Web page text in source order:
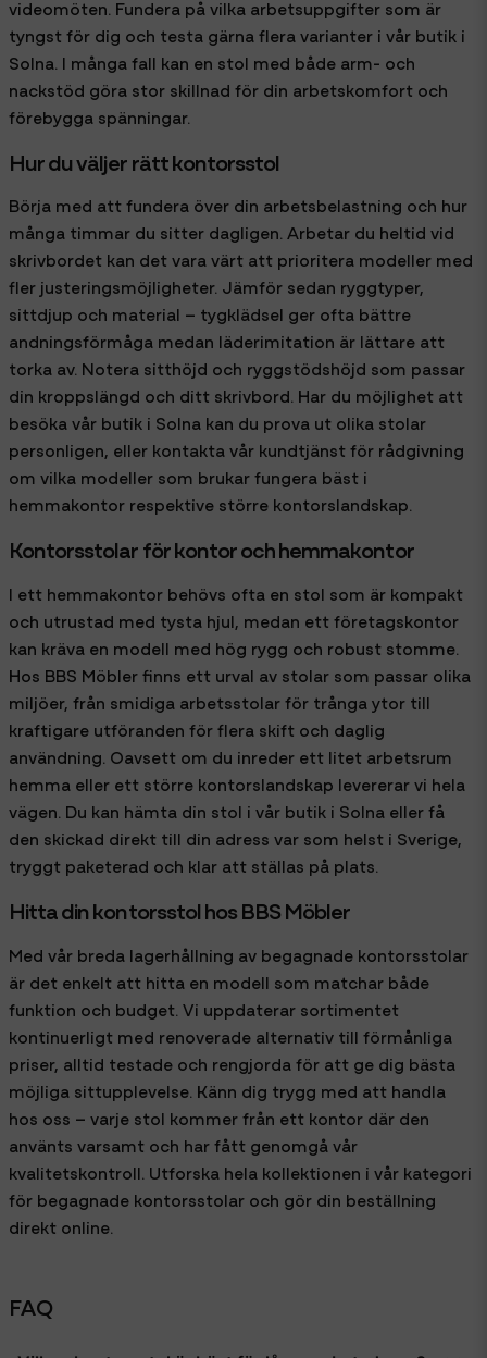
videomöten. Fundera på vilka arbetsuppgifter som är
tyngst för dig och testa gärna flera varianter i vår butik i
Solna. I många fall kan en stol med både arm- och
nackstöd göra stor skillnad för din arbetskomfort och
förebygga spänningar.
Hur du väljer rätt kontorsstol
Börja med att fundera över din arbetsbelastning och hur
många timmar du sitter dagligen. Arbetar du heltid vid
skrivbordet kan det vara värt att prioritera modeller med
fler justeringsmöjligheter. Jämför sedan ryggtyper,
sittdjup och material – tygklädsel ger ofta bättre
andningsförmåga medan läderimitation är lättare att
torka av. Notera sitthöjd och ryggstödshöjd som passar
din kroppslängd och ditt skrivbord. Har du möjlighet att
besöka vår butik i Solna kan du prova ut olika stolar
personligen, eller kontakta vår kundtjänst för rådgivning
om vilka modeller som brukar fungera bäst i
hemmakontor respektive större kontorslandskap.
Kontorsstolar för kontor och hemmakontor
I ett hemmakontor behövs ofta en stol som är kompakt
och utrustad med tysta hjul, medan ett företagskontor
kan kräva en modell med hög rygg och robust stomme.
Hos BBS Möbler finns ett urval av stolar som passar olika
miljöer, från smidiga arbetsstolar för trånga ytor till
kraftigare utföranden för flera skift och daglig
användning. Oavsett om du inreder ett litet arbetsrum
hemma eller ett större kontorslandskap levererar vi hela
vägen. Du kan hämta din stol i vår butik i Solna eller få
den skickad direkt till din adress var som helst i Sverige,
tryggt paketerad och klar att ställas på plats.
Hitta din kontorsstol hos BBS Möbler
Med vår breda lagerhållning av begagnade kontorsstolar
är det enkelt att hitta en modell som matchar både
funktion och budget. Vi uppdaterar sortimentet
kontinuerligt med renoverade alternativ till förmånliga
priser, alltid testade och rengjorda för att ge dig bästa
möjliga sittupplevelse. Känn dig trygg med att handla
hos oss – varje stol kommer från ett kontor där den
använts varsamt och har fått genomgå vår
kvalitetskontroll. Utforska hela kollektionen i vår kategori
för begagnade kontorsstolar och gör din beställning
direkt online.
FAQ